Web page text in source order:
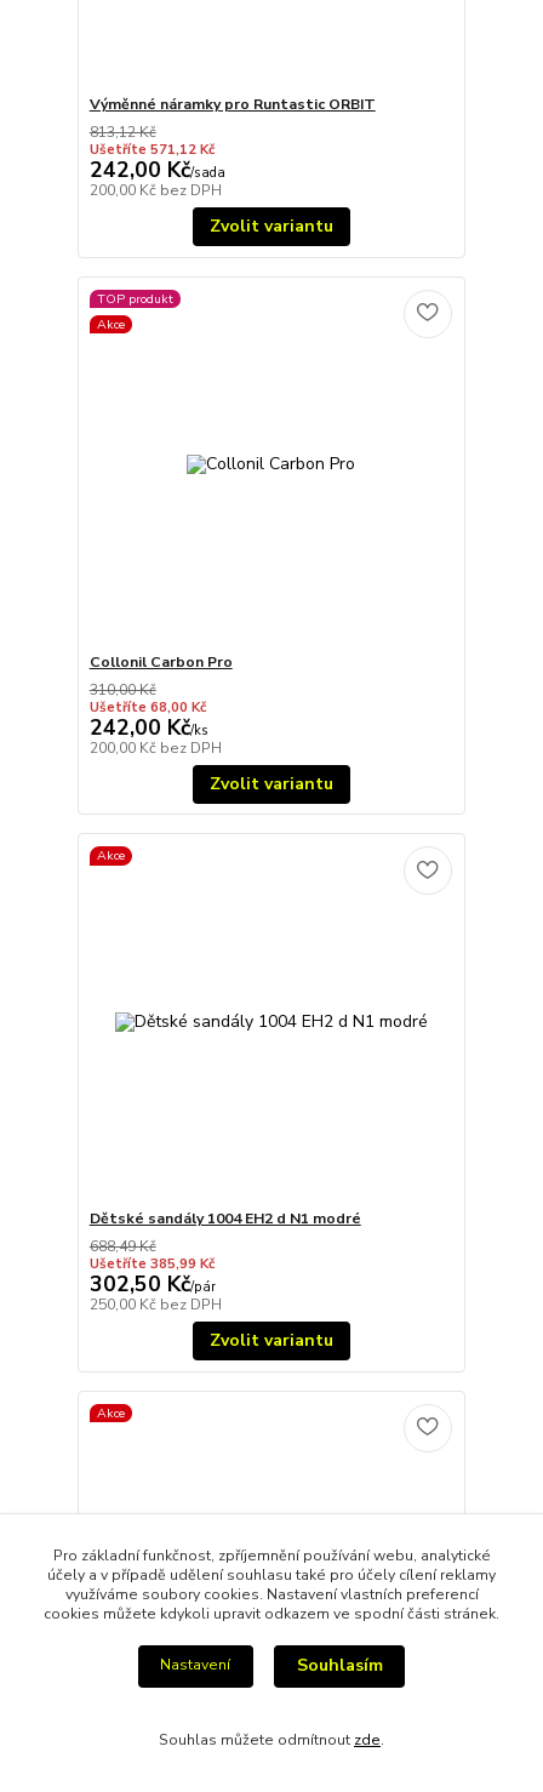
Výměnné náramky pro Runtastic ORBIT
813,12 Kč
Ušetříte 571,12 Kč
242,00 Kč/sada
200,00 Kč bez DPH
Zvolit variantu
TOP produkt
Akce
Collonil Carbon Pro
310,00 Kč
Ušetříte 68,00 Kč
242,00 Kč/ks
200,00 Kč bez DPH
Zvolit variantu
Akce
Dětské sandály 1004 EH2 d N1 modré
688,49 Kč
Ušetříte 385,99 Kč
302,50 Kč/pár
250,00 Kč bez DPH
Zvolit variantu
Akce
Pro základní funkčnost, zpříjemnění používání webu, analytické
účely a v případě udělení souhlasu také pro účely cílení reklamy
využíváme soubory cookies. Nastavení vlastních preferencí
cookies můžete kdykoli upravit odkazem ve spodní části stránek.
Nastavení Souhlasím
Souhlas můžete odmítnout zde.